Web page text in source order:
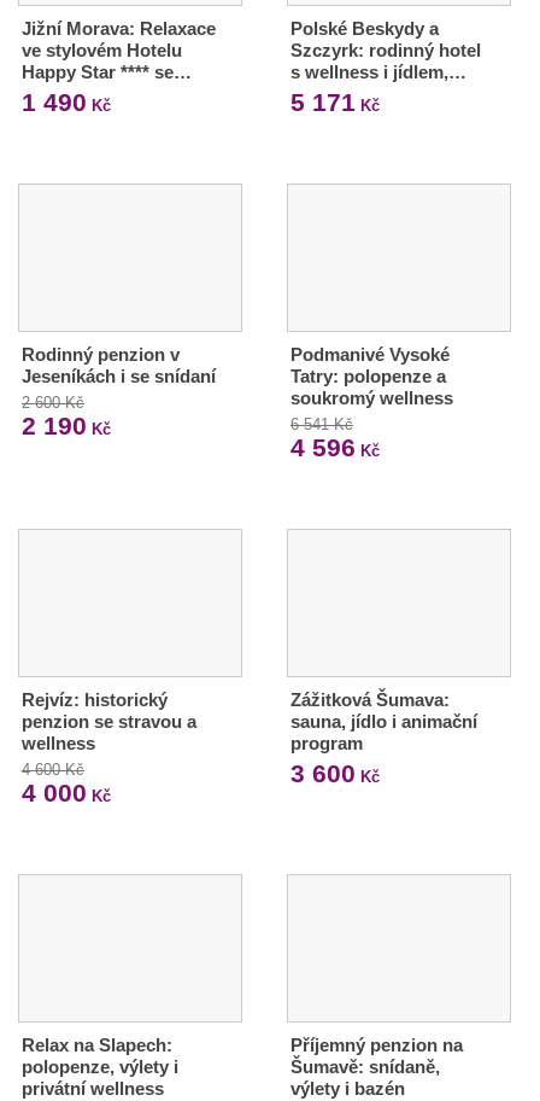
Jižní Morava: Relaxace
ve stylovém Hotelu
Happy Star **** se…
1 490 Kč
Polské Beskydy a
Szczyrk: rodinný hotel
s wellness i jídlem,…
5 171 Kč
Rodinný penzion v
Jeseníkách i se snídaní
2 600 Kč
2 190 Kč
Podmanivé Vysoké
Tatry: polopenze a
soukromý wellness
6 541 Kč
4 596 Kč
Rejvíz: historický
penzion se stravou a
wellness
4 600 Kč
4 000 Kč
Zážitková Šumava:
sauna, jídlo i animační
program
3 600 Kč
Relax na Slapech:
polopenze, výlety i
privátní wellness
Příjemný penzion na
Šumavě: snídaně,
výlety i bazén